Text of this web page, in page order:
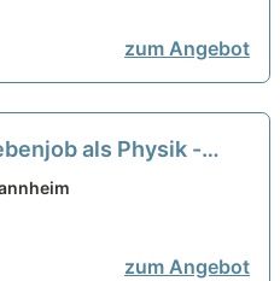
zum Angebot
als Physik -
(w/m/d)
zum Angebot